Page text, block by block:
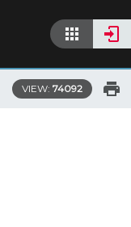
VIEW: 74092